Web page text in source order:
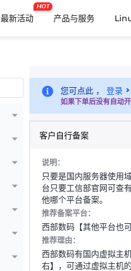
最新活动
HOT
产品与服务
您可点此 ， 登录
如果下单后没有自动
客户自行备案
说明：
只要是国内服务器使用
台只要工信部官网可查
他哪个平台备案。
推荐备案平台：
西部数码【其他平台也可
推荐理由：
西部数码有国内虚拟主
右】，可通过虚拟主机